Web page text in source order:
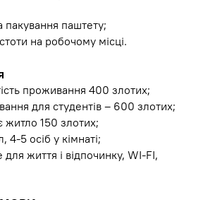
пакування паштету;
на робочому місці.
проживання 400 злотих;
для студентів – 600 злотих;
житло 150 злотих;
4-5 осіб у кімнаті;
для життя і відпочинку, WI-FI,